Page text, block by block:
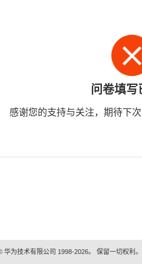
问卷填写
感谢您的支持与关注，期待下
华为技术有限公司 1998-2026。 保留一切权利